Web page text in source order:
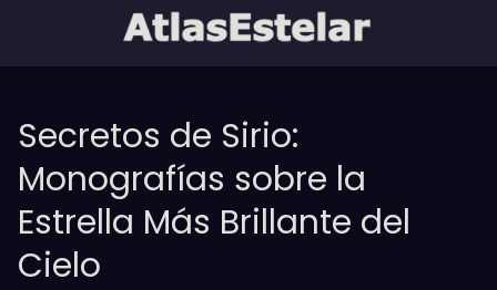
Secretos de Sirio:
Monografías sobre la
Estrella Más Brillante del
Cielo